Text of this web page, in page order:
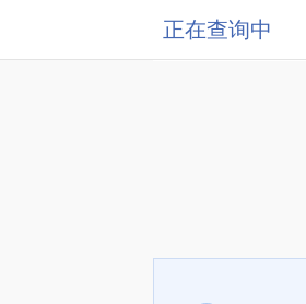
正在查询中